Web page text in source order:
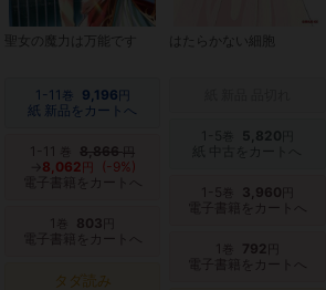
聖女の魔力は万能です
1-11 巻 9,196 円
紙 新品をカートへ
1-11 巻 8,866円
8,062 円
(-9%)
電子書籍をカートへ
1 巻 803
電子書籍をカートへ
タダ読み
はたらかない細胞
5,820
紙 中古をカートへ
1-5 巻 3,960
電子書籍をカートへ
1 巻 792
電子書籍をカートへ